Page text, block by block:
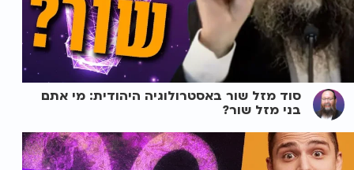
סוד מזל שור באסטרולוגיה היהודית: מי אתם
בני מזל שור?